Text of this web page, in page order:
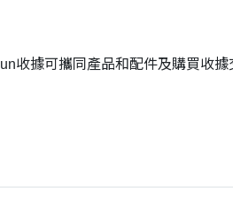
收據可攜同產品和配件及購買收據